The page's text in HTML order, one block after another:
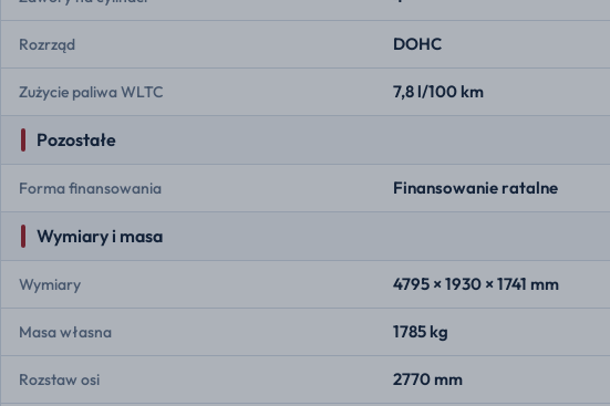
Rozrząd DOHC
Zużycie paliwa WLTC 7,8 l/100 km
Pozostałe
Forma finansowania Finansowanie ratalne
Wymiary i masa
Wymiary 4795 × 1930 × 1741 mm
Masa własna 1785 kg
Rozstaw osi 2770 mm